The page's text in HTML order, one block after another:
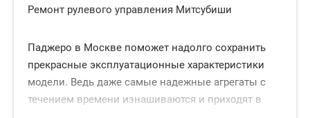
Ремонт рулевого управления Митсубиши
Паджеро в Москве поможет надолго сохранить
прекрасные эксплуатационные характеристики
модели. Ведь даже самые надежные агрегаты с
течением времени изнашиваются и приходят в